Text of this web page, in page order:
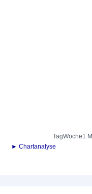
TagWoche1
► Chartanalyse